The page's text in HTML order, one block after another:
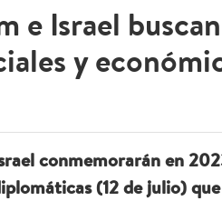
e Israel
y
conmemorarán en
(12 de julio)